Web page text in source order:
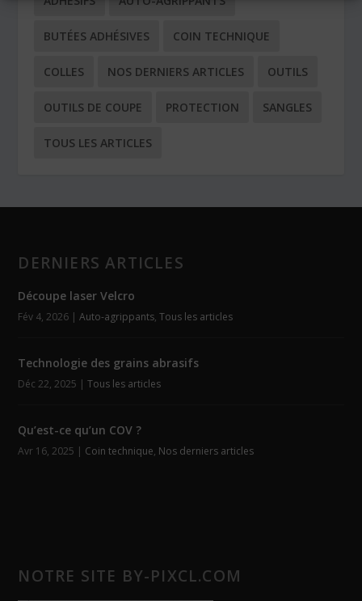
BUTÉES ADHÉSIVES COIN TECHNIQUE
COLLES NOS DERNIERS ARTICLES OUTILS
OUTILS DE COUPE PROTECTION SANGLES
TOUS LES ARTICLES
DERNIERS ARTICLES
Découpe laser Velcro
Fév 4, 2026 |Auto-agrippants,Tous les articles
Technologie des grains abrasifs
Déc 22, 2025 |Tous les articles
Qu’est-ce qu’un COV ?
Avr 16, 2025 | Coin technique, Nos derniers articles
NOTRE SITE BY-PIXCL.COM